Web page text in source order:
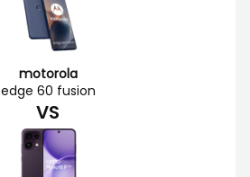
motorola
edge 60 fusion
VS